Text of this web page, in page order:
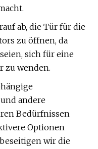
ab, die Tür für die
zu öffnen, da
sich für eine
zu wenden.
andere
Bedürfnissen
Optionen
wir die